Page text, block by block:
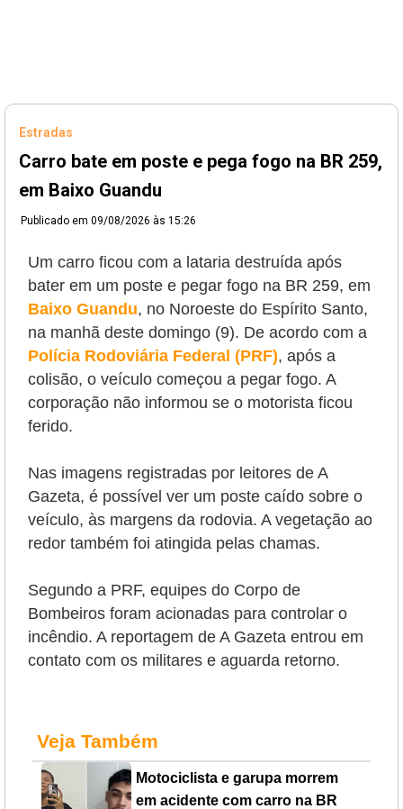
Estradas
Carro bate em poste e pega fogo na BR 259,
em Baixo Guandu
Publicado em 09/08/2026 às 15:26
Um carro ficou com a lataria destruída após
bater em um poste e pegar fogo na BR 259, em
Baixo Guandu, no Noroeste do Espírito Santo,
na manhã deste domingo (9). De acordo com a
Polícia Rodoviária Federal (PRF), após a
colisão, o veículo começou a pegar fogo. A
corporação não informou se o motorista ficou
ferido.
Nas imagens registradas por leitores de A
Gazeta, é possível ver um poste caído sobre o
veículo, às margens da rodovia. A vegetação ao
redor também foi atingida pelas chamas.
Segundo a PRF, equipes do Corpo de
Bombeiros foram acionadas para controlar o
incêndio. A reportagem de A Gazeta entrou em
contato com os militares e aguarda retorno.
Veja Também
Motociclista e garupa morrem
em acidente com carro na BR